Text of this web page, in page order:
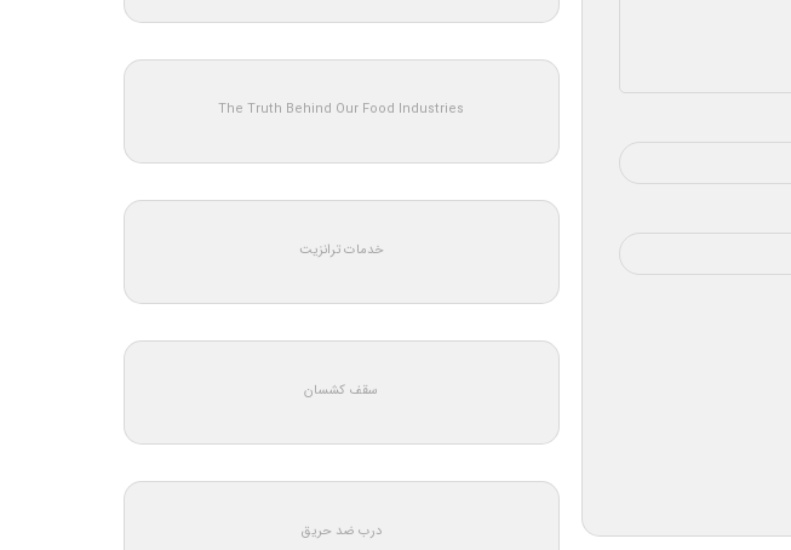
The Truth Behind Our Food Industries
خدمات ترانزیت
سقف کشسان
درب ضد حریق